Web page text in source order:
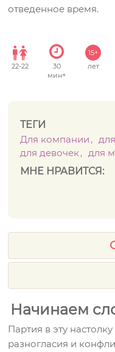
отведенное время.
22-22
30
мин+
15+
лет
ТЕГИ
Для компании
для девочек
для
МНЕ НРАВИТСЯ:
Начинаем
Партия в эту
разногласия и